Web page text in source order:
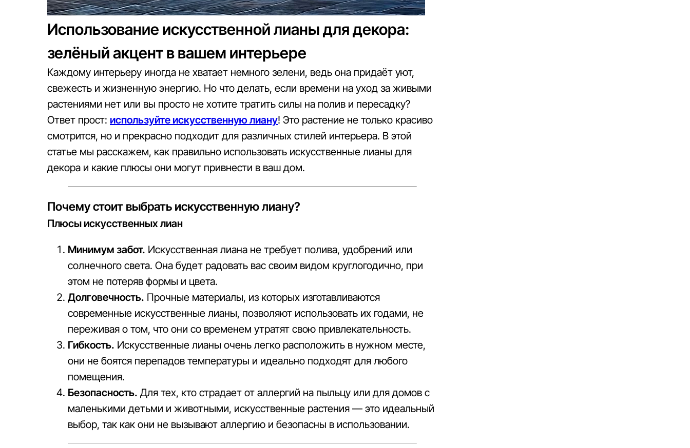
Использование искусственной лианы для декора:
зелёный акцент в вашем интерьере
Каждому интерьеру иногда не хватает немного зелени, ведь она придаёт уют,
свежесть и жизненную энергию. Но что делать, если времени на уход за живыми
растениями нет или вы просто не хотите тратить силы на полив и пересадку?
Ответ прост: используйте искусственную лиану! Это растение не только красиво
смотрится, но и прекрасно подходит для различных стилей интерьера. В этой
статье мы расскажем, как правильно использовать искусственные лианы для
декора и какие плюсы они могут привнести в ваш дом.
Почему стоит выбрать искусственную лиану?
Плюсы искусственных лиан
Минимум забот. Искусственная лиана не требует полива, удобрений или
солнечного света. Она будет радовать вас своим видом круглогодично, при
этом не потеряв формы и цвета.
Долговечность. Прочные материалы, из которых изготавливаются
современные искусственные лианы, позволяют использовать их годами, не
переживая о том, что они со временем утратят свою привлекательность.
Гибкость. Искусственные лианы очень легко расположить в нужном месте,
они не боятся перепадов температуры и идеально подходят для любого
помещения.
Безопасность. Для тех, кто страдает от аллергий на пыльцу или для домов с
маленькими детьми и животными, искусственные растения — это идеальный
выбор, так как они не вызывают аллергию и безопасны в использовании.